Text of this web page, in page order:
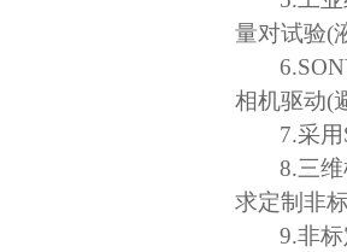
量对试验(
相机驱动(
7.采用
8.三
求定制非
9.非